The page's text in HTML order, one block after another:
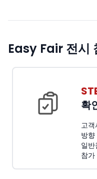
Easy Fair 전시
확
고
방향
일
참